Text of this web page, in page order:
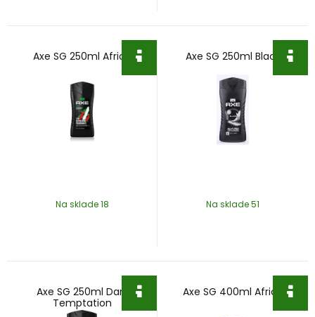
Axe SG 250ml Africa
Na sklade 18
Axe SG 250ml Black
Na sklade 51
Axe SG 250ml Dark
Temptation
Axe SG 400ml Africa